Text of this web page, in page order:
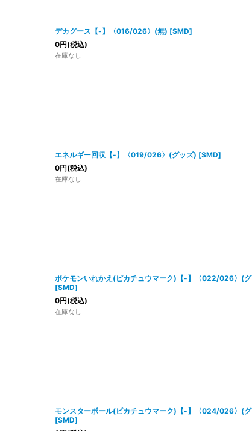
デカグース【-】〈016/026〉(無) [SMD]
0円(税込)
在庫なし
エネルギー回収【-】〈019/026〉(グッズ) [SMD]
0円(税込)
在庫なし
ポケモンいれかえ(ピカチュウマーク)【-】〈022/026〉(
[SMD]
0円(税込)
在庫なし
モンスターボール(ピカチュウマーク)【-】〈024/026〉(
[SMD]